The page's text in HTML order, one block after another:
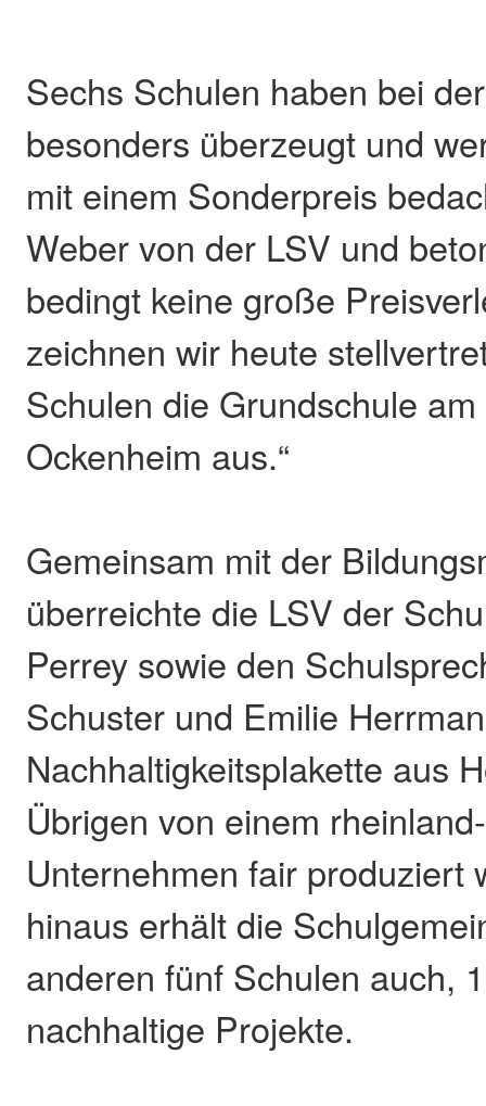
Sechs Schulen haben bei
besonders überzeugt und
mit einem Sonderpreis
Weber von der LSV und
bedingt keine große
zeichnen wir heute
Schulen die Grundschule
Ockenheim aus.“
Gemeinsam mit der
überreichte die LSV der
Perrey sowie den
Schuster und Emilie
Nachhaltigkeitsplakette aus
Übrigen von einem
Unternehmen fair produziert
hinaus erhält die
anderen fünf Schulen auch,
nachhaltige Projekte.